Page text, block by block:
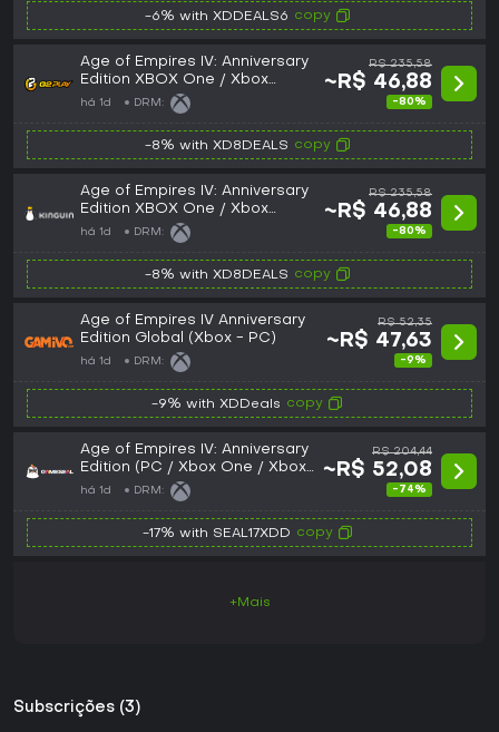
-6% with XDDEALS6 copy
Age of Empires IV: Anniversary
Edition XBOX One / Xbox
Series X|S CD Key
há 1d DRM:
R$ 235,58
~R$ 46,88
-80%
-8% with XD8DEALS copy
Age of Empires IV: Anniversary
Edition XBOX One / Xbox
Series X|S CD Key
há 1d DRM:
R$ 235,58
~R$ 46,88
-80%
-8% with XD8DEALS copy
Age of Empires IV Anniversary
Edition Global (Xbox - PC)
há 1d DRM:
R$ 52,35
~R$ 47,63
-9%
-9% with XDDeals copy
Age of Empires IV: Anniversary
Edition (PC / Xbox One / Xbox
Series X|S) Microsoft Store Key
há 1d DRM:
R$ 204,44
~R$ 52,08
-74%
-17% with SEAL17XDD copy
+Mais
Subscrições (3)